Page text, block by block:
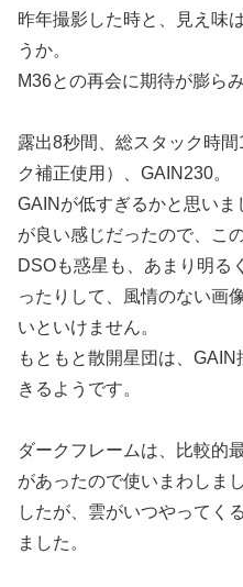
昨年撮影した時と、見え味
うか。
M36との再会に期待が膨らみ
露出8秒間、総スタック時
ク補正使用）、GAIN230。
GAINが低すぎるかと思い
が良い感じだったので、こ
DSOも惑星も、あまり明る
ったりして、風情のない画
いといけません。
もともと散開星団は、
きるようです。
ダークフレームは、比較的
があったので使いまわしま
したが、雲がいつやってく
ました。